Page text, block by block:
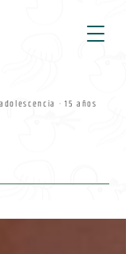
· 15 años